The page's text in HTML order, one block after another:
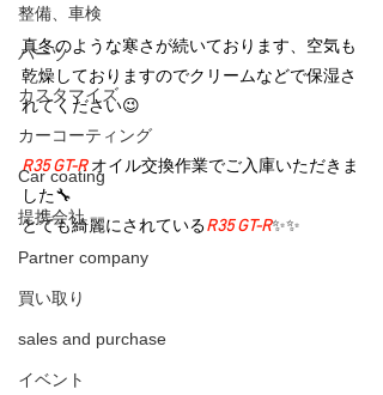
整備、車検
パーツ
カスタマイズ
カーコーティング
Car coating
提携会社
Partner company
買い取り
sales and purchase
イベント
真冬のような寒さが続いております、空気も
乾燥しておりますのでクリームなどで保湿さ
れてください😉
R35 GT-R オイル交換作業でご入庫いただきま
した🔧
とても綺麗にされているR35 GT-R✨✨